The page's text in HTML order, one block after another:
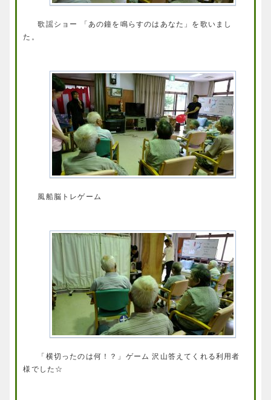
歌謡ショー 「あの鐘を鳴らすのはあなた」を歌いまし
た。
風船脳トレゲーム
「横切ったのは何！？」ゲーム 沢山答えてくれる利用者
様でした☆